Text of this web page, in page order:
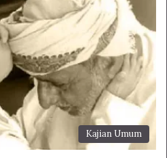
Kajian Umum